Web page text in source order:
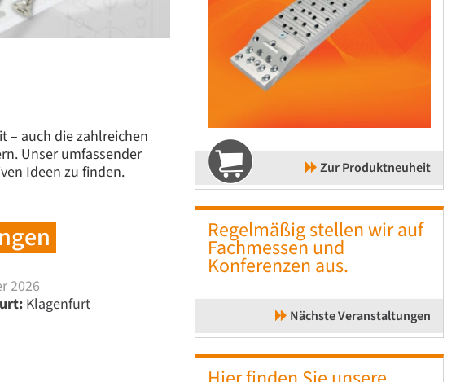
– auch die zahlreichen
Unser umfassender
Ideen zu finden.
2026
Klagenfurt
Zur Produktneuheit
Regelmäßig stellen wir auf
Fachmessen und
Konferenzen aus.
Nächste Veranstaltungen